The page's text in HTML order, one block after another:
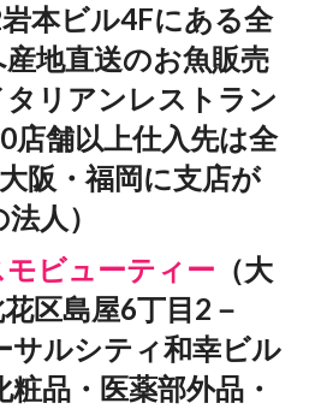
本ビル4Fにある全
地直送のお魚販売
リアンレストラン
店舗以上仕入先は全
阪・福岡に支店が
人）
ビューティー （大
区島屋6丁目2－
ルシティ和幸ビル
品・医薬部外品・